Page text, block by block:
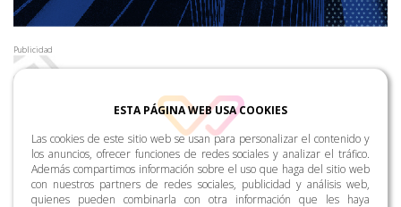
Publicidad
ESTA PÁGINA WEB USA COOKIES
Las cookies de este sitio web se usan para personalizar el contenido y
los anuncios, ofrecer funciones de redes sociales y analizar el tráfico.
Además compartimos información sobre el uso que haga del sitio web
con nuestros partners de redes sociales, publicidad y análisis web,
quienes pueden combinarla con otra información que les haya